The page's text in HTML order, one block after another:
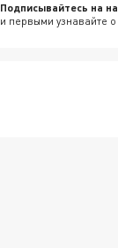
Подписывайтесь на
и первыми узнавайте